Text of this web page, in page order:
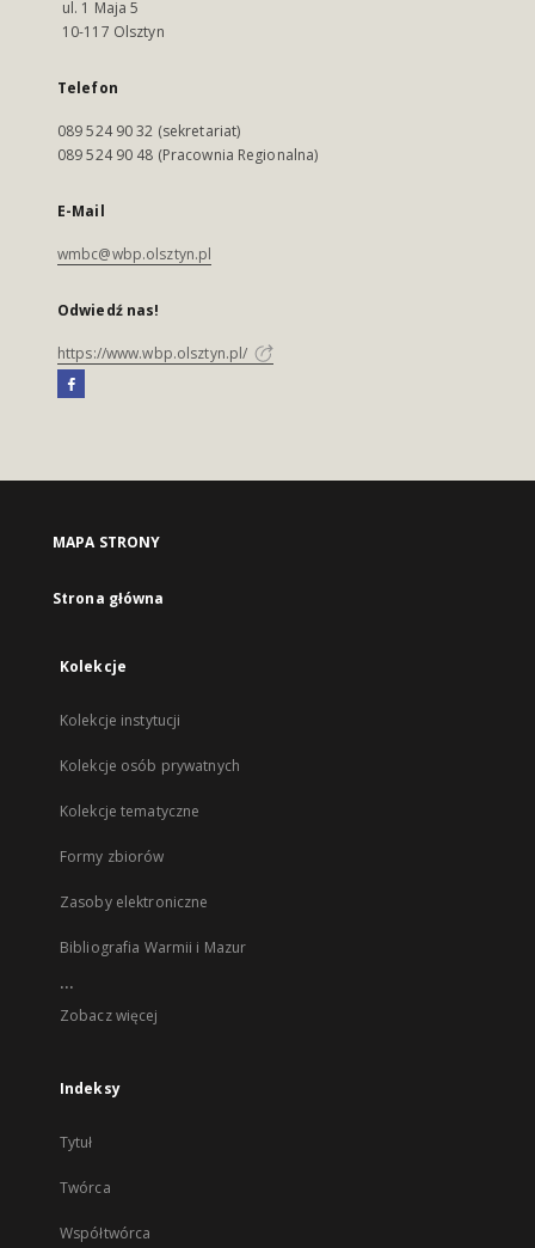
ul. 1 Maja 5
10-117 Olsztyn
Telefon
089 524 90 32 (sekretariat)
089 524 90 48 (Pracownia Regionalna)
E-Mail
wmbc@wbp.olsztyn.pl
Odwiedź nas!
https://www.wbp.olsztyn.pl/
MAPA STRONY
Strona główna
Kolekcje
Kolekcje instytucji
Kolekcje osób prywatnych
Kolekcje tematyczne
Formy zbiorów
Zasoby elektroniczne
Bibliografia Warmii i Mazur
...
Zobacz więcej
Indeksy
Tytuł
Twórca
Współtwórca